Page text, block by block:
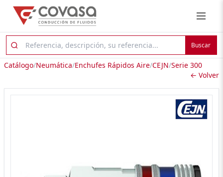
Buscar
Catálogo/Neumática/Enchufes Rápidos Aire/CEJN/Serie 300
← Volver